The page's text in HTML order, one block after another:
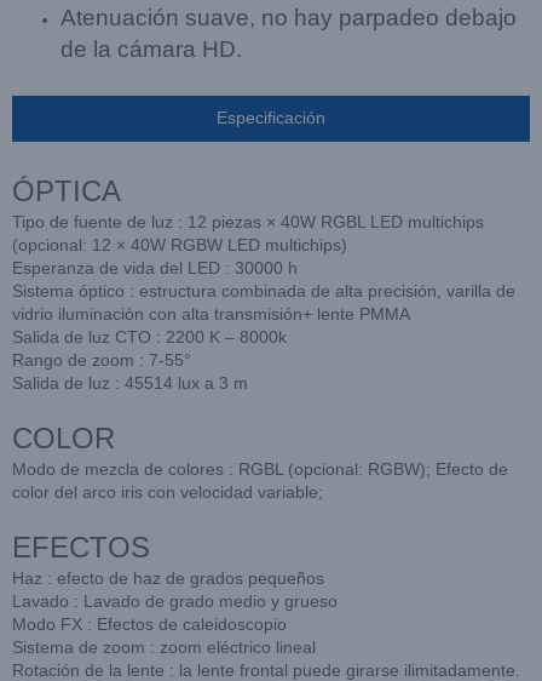
Atenuación suave, no hay parpadeo debajo
de la cámara HD.
Especificación
ÓPTICA
Tipo de fuente de luz : 12 piezas × 40W RGBL LED multichips
(opcional: 12 × 40W RGBW LED multichips)
Esperanza de vida del LED : 30000 h
Sistema óptico : estructura combinada de alta precisión, varilla de
vidrio iluminación con alta transmisión+ lente PMMA
Salida de luz CTO : 2200 K – 8000k
Rango de zoom : 7-55°
Salida de luz : 45514 lux a 3 m
COLOR
Modo de mezcla de colores : RGBL (opcional: RGBW); Efecto de
color del arco iris con velocidad variable;
EFECTOS
Haz : efecto de haz de grados pequeños
Lavado : Lavado de grado medio y grueso
Modo FX : Efectos de caleidoscopio
Sistema de zoom : zoom eléctrico lineal
Rotación de la lente : la lente frontal puede girarse ilimitadamente.